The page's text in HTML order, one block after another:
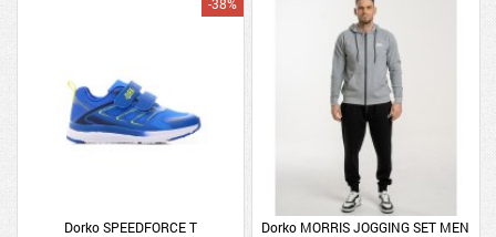
Dorko SPEEDFORCE T Dorko MORRIS JOGGING SET MEN